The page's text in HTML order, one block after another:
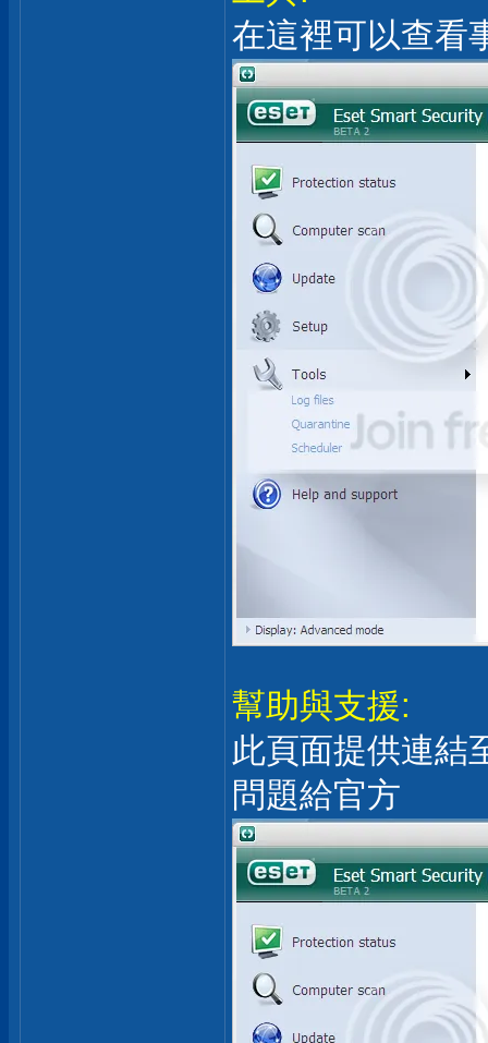
在這裡可以查看
幫助與支援:
此頁面提供連結
問題給官方